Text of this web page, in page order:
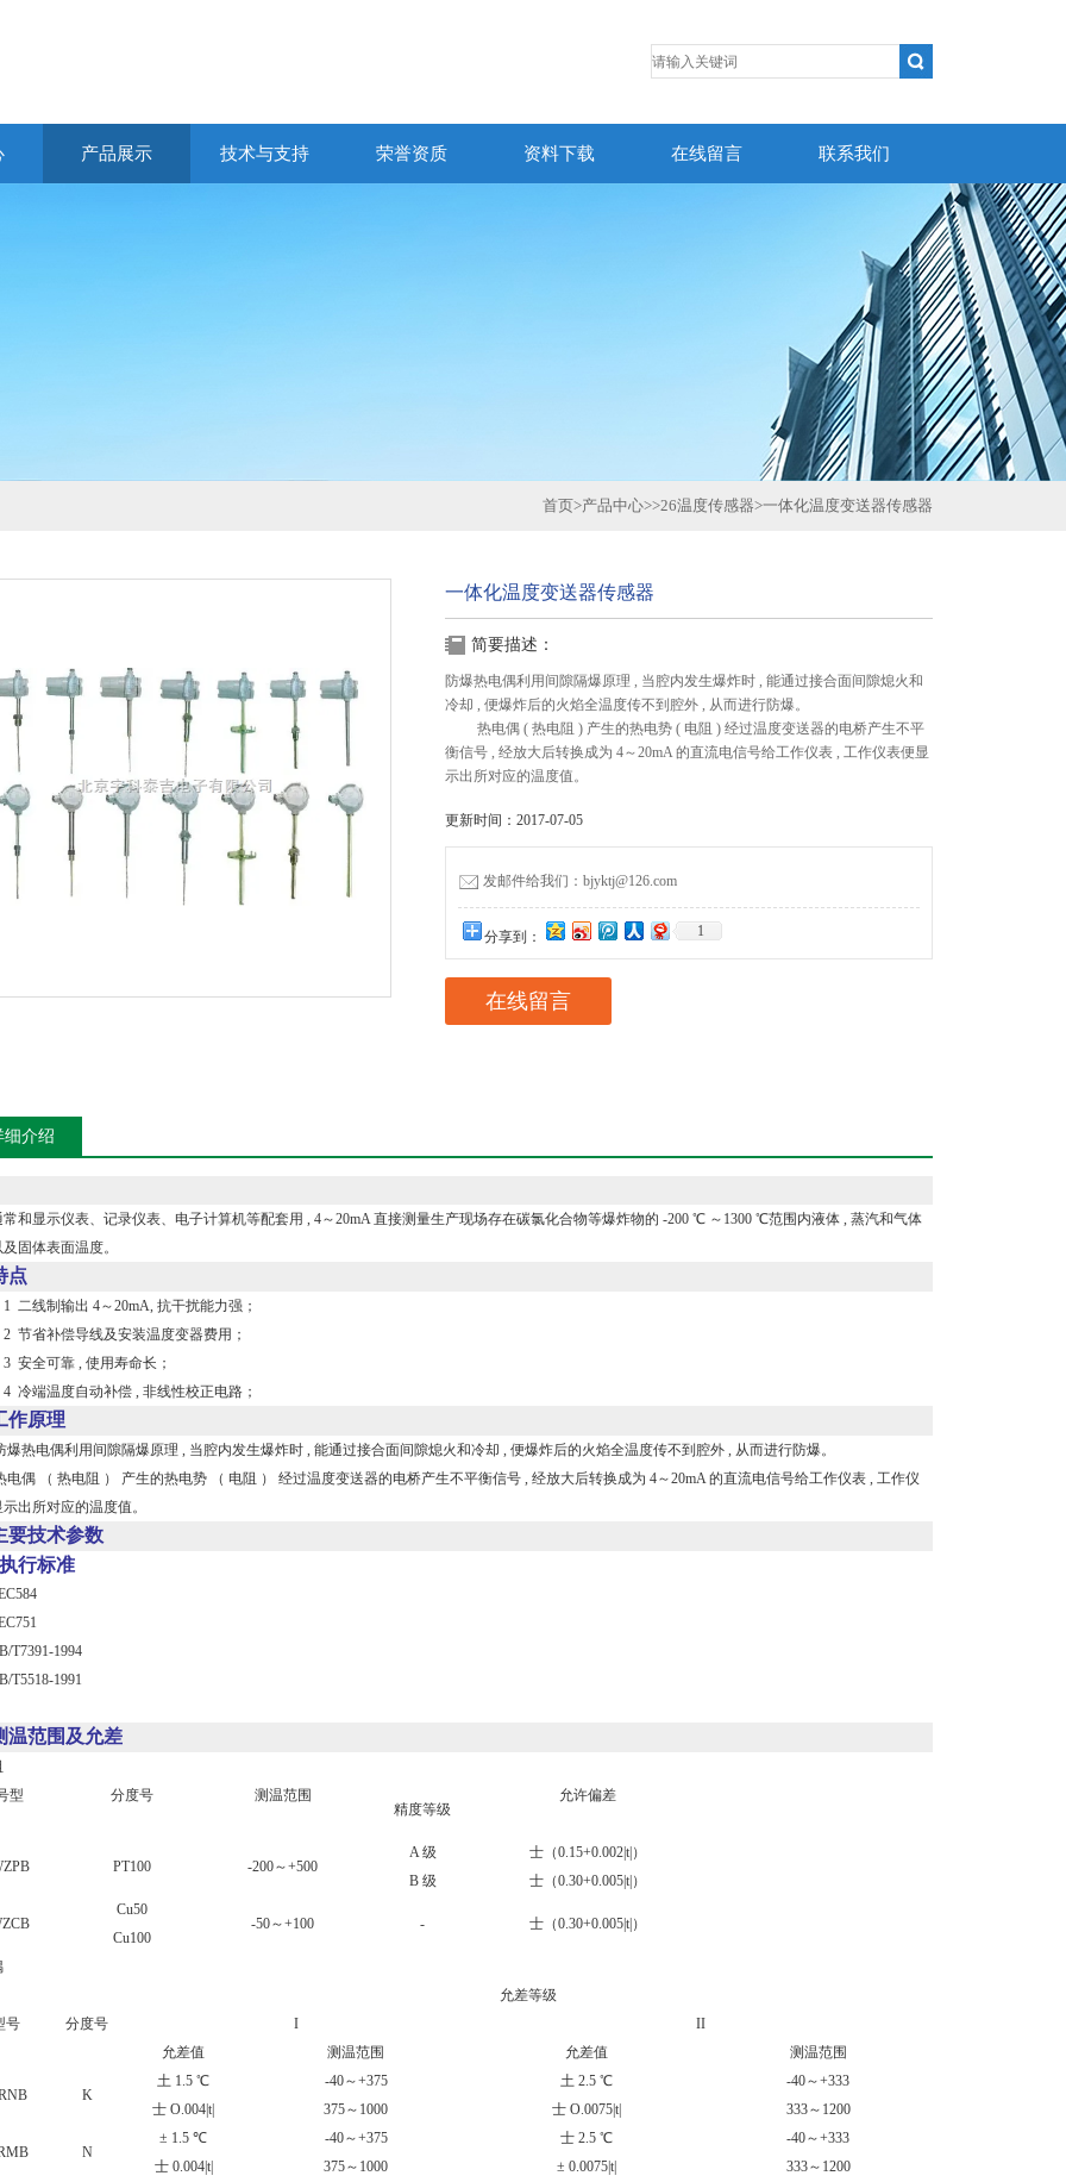
产品展示 技术与支持 荣誉资质 资料下载 在线留言 联系我们
首页>产品中心>>26温度传感器>一体化温度变送器传感器
一体化温度变送器传感器
简要描述：
防爆热电偶利用间隙隔爆原理 , 当腔内发生爆炸时 , 能通过接合面间隙熄火和
冷却 , 便爆炸后的火焰全温度传不到腔外 , 从而进行防爆。
热电偶 ( 热电阻 ) 产生的热电势 ( 电阻 ) 经过温度变送器的电桥产生不平
衡信号 , 经放大后转换成为 4～20mA 的直流电信号给工作仪表 , 工作仪表便显
示出所对应的温度值。
更新时间：2017-07-05
发邮件给我们：bjyktj@126.com
分享到： 1
在线留言
细介绍
显示仪表、记录仪表、电子计算机等配套用 , 4～20mA 直接测量生产现场存在碳氯化合物等爆炸物的 -200 ℃ ～1300 ℃范围内液体 , 蒸汽和气体
固体表面温度。
点
制输出 4～20mA, 抗干扰能力强；
补偿导线及安装温度变器费用；
可靠 , 使用寿命长；
温度自动补偿 , 非线性校正电路；
作原理
电偶利用间隙隔爆原理 , 当腔内发生爆炸时 , 能通过接合面间隙熄火和冷却 , 便爆炸后的火焰全温度传不到腔外 , 从而进行防爆。
（ 热电阻 ） 产生的热电势 （ 电阻 ） 经过温度变送器的电桥产生不平衡信号 , 经放大后转换成为 4～20mA 的直流电信号给工作仪表 , 工作仪
出所对应的温度值。
要技术参数
行标准
1994
1991
温范围及允差
型
分度号
测温范围
精度等级
允许偏差
PT100 -200～+500
A 级
士（0.15+0.002|t|）
B 级
士（0.30+0.005|t|）
Cu50
Cu100
-50～+100 - 士（0.30+0.005|t|）
号 分度号
允差等级
I
II
允差值
测温范围 允差值 测温范围
K
土 1.5 ℃ -40～+375 土 2.5 ℃
-40～+333
士 O.004|t|
375～1000 士 O.0075|t| 333～1200
N
± 1.5 ℃ -40～+375 士 2.5 ℃
-40～+333
士 0.004|t|
375～1000 ± 0.0075|t| 333～1200